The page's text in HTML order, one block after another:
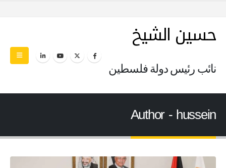
حسين الشيخ
نائب رئيس دولة فلسطين
Author - hussein